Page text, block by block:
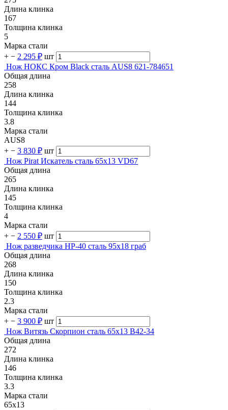
Длина клинка
167
Толщина клинка
5
Марка стали
+ − 2 295 ₽ шт
Нож НОКС Кром Black сталь AUS8 621-784651
Общая длина
258
Длина клинка
144
Толщина клинка
3.8
Марка стали
AUS8
+ − 3 830 ₽ шт
Нож Pirat Искатель сталь 65х13 VD67
Общая длина
265
Длина клинка
145
Толщина клинка
4
Марка стали
+ − 2 550 ₽ шт
Нож разведчика НР-40 сталь 95х18 граб
Общая длина
268
Длина клинка
150
Толщина клинка
2.3
Марка стали
+ − 3 900 ₽ шт
Нож Витязь Скорпион сталь 65х13 B42-34
Общая длина
272
Длина клинка
146
Толщина клинка
3.3
Марка стали
65х13